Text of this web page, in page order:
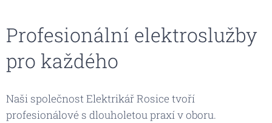
Profesionální elektroslužby
pro každého
Naši společnost Elektrikář Rosice tvoří
profesionálové s dlouholetou praxí v oboru.